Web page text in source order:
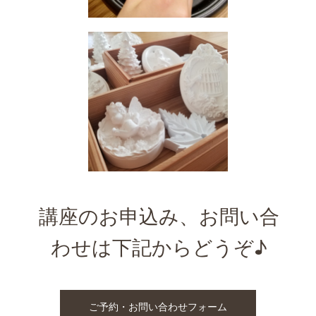
講座のお申込み、お問い合
わせは下記からどうぞ♪
ご予約・お問い合わせフォーム